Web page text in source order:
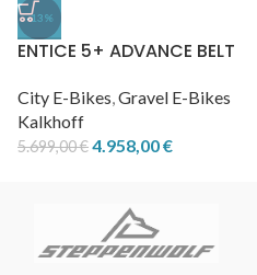
-13%
ENTICE 5+ ADVANCE BELT
City E-Bikes,Gravel E-Bikes
Kalkhoff
5.699,00€4.958,00€